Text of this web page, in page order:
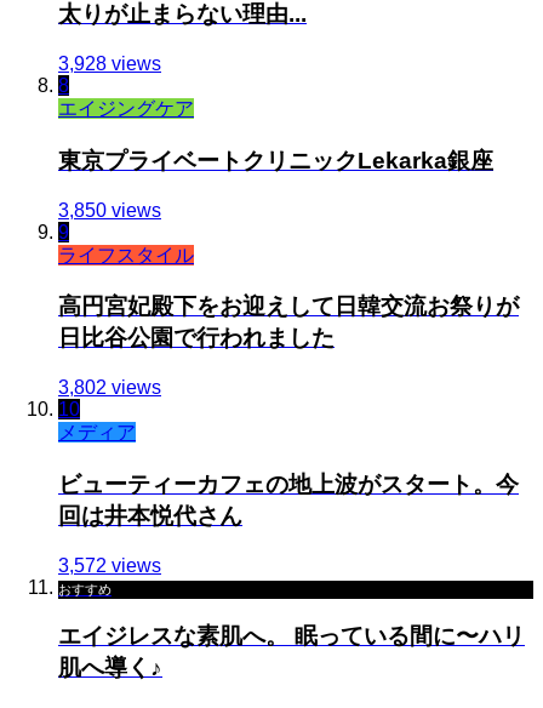
太りが止まらない理由...
3,928 views
8
エイジングケア
東京プライベートクリニックLekarka銀座
3,850 views
9
ライフスタイル
高円宮妃殿下をお迎えして日韓交流お祭りが
日比谷公園で行われました
3,802 views
10
メディア
ビューティーカフェの地上波がスタート。今
回は井本悦代さん
3,572 views
おすすめ
エイジレスな素肌へ。 眠っている間に〜ハリ
肌へ導く♪